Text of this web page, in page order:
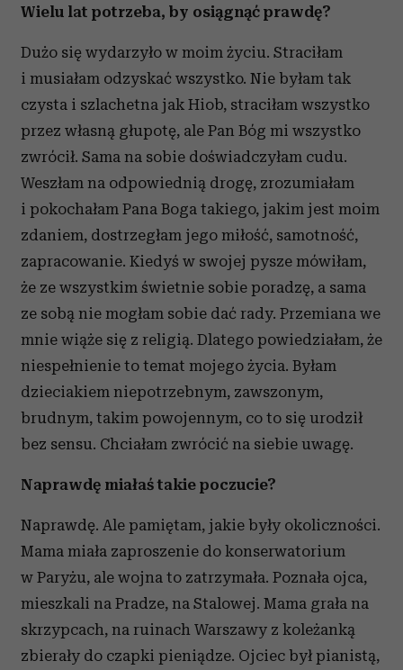
Wielu lat potrzeba, by osiągnąć prawdę?
Dużo się wydarzyło w moim życiu. Straciłam
i musiałam odzyskać wszystko. Nie byłam tak
czysta i szlachetna jak Hiob, straciłam wszystko
przez własną głupotę, ale Pan Bóg mi wszystko
zwrócił. Sama na sobie doświadczyłam cudu.
Weszłam na odpowiednią drogę, zrozumiałam
i pokochałam Pana Boga takiego, jakim jest moim
zdaniem, dostrzegłam jego miłość, samotność,
zapracowanie. Kiedyś w swojej pysze mówiłam,
że ze wszystkim świetnie sobie poradzę, a sama
ze sobą nie mogłam sobie dać rady. Przemiana we
mnie wiąże się z religią. Dlatego powiedziałam, że
niespełnienie to temat mojego życia. Byłam
dzieciakiem niepotrzebnym, zawszonym,
brudnym, takim powojennym, co to się urodził
bez sensu. Chciałam zwrócić na siebie uwagę.
Naprawdę miałaś takie poczucie?
Naprawdę. Ale pamiętam, jakie były okoliczności.
Mama miała zaproszenie do konserwatorium
w Paryżu, ale wojna to zatrzymała. Poznała ojca,
mieszkali na Pradze, na Stalowej. Mama grała na
skrzypcach, na ruinach Warszawy z koleżanką
zbierały do czapki pieniądze. Ojciec był pianistą,